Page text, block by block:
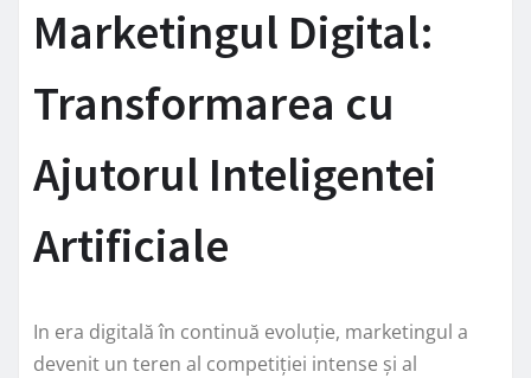
Marketingul Digital:
Transformarea cu
Ajutorul Inteligentei
Artificiale
In era digitală în continuă evoluție, marketingul a
devenit un teren al competiției intense și al